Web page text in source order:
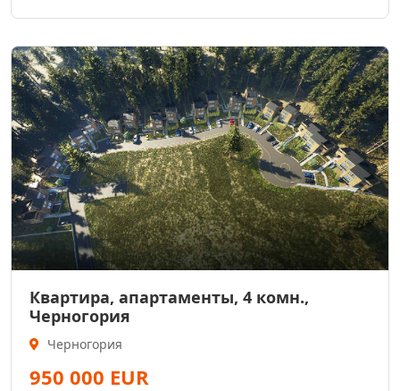
Квартира, апартаменты, 4 комн.,
Черногория
Черногория
950 000 EUR